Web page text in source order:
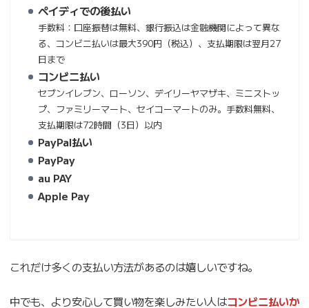
ペイディでの後払い
手数料：口座振替は無料、銀行振込は金融機関によって異な
る、コンビニ払いは最大390円（税込）、支払期限は翌月27
日まで
コンビニ払い
セブンイレブン、ローソン、デイリーヤマザキ、ミニストッ
プ、ファミリーマート、セイコーマートのみ。手数料無料、
支払期限は72時間（3日）以内
PayPal払い
PayPay
au PAY
Apple Pay
これだけ多くの支払い方法があるのは嬉しいですね。
中でも、より安心して買い物を楽しみたい人はコンビニ払いか